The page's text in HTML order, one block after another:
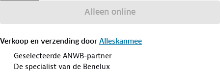
Alleen online
Verkoop en verzending door Alleskanmee
Geselecteerde ANWB-partner
De specialist van de Benelux